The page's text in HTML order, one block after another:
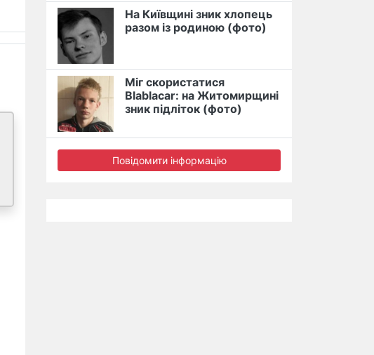
На Київщині зник хлопець
разом із родиною (фото)
Міг скористатися
Blablacar: на Житомирщині
зник підліток (фото)
Повідомити інформацію